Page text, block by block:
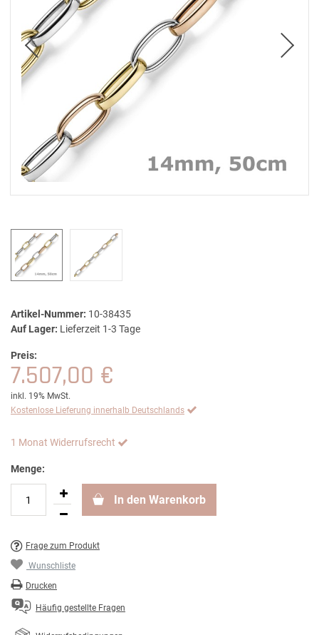
Artikel-Nummer: 10-38435
Auf Lager: Lieferzeit 1-3 Tage
Preis:
7.507,00 €
inkl. 19% MwSt.
Kostenlose Lieferung innerhalb Deutschlands
1 Monat Widerrufsrecht
Menge:
In den Warenkorb
Frage zum Produkt
Wunschliste
Drucken
Häufig gestellte Fragen